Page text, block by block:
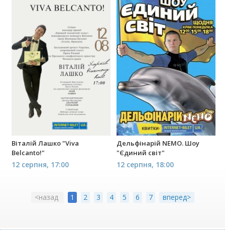
Віталій Лашко "Viva
Belcanto!"
12 серпня, 17:00
Дельфінарій NEMO. Шоу
"Єдиний світ"
12 серпня, 18:00
<назад 1 2 3 4 5 6 7 вперед>